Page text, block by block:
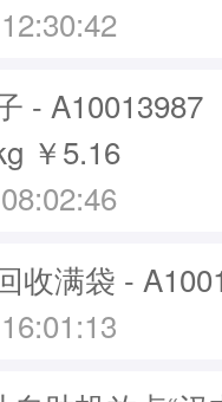
- A10013987
￥5.16
收满袋 -